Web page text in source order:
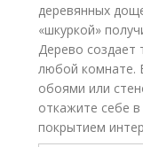
деревянных
«шкуркой»
Дерево создает
любой комнате.
обоями или
откажите себе
покрытием